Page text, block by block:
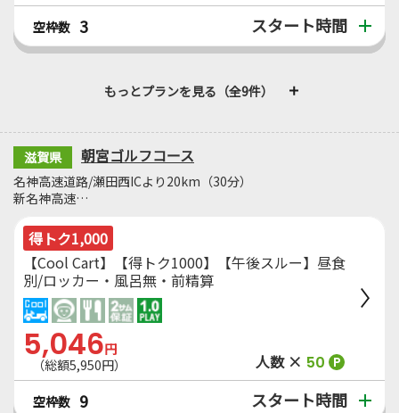
空枠数 3 スタート時間
もっとプランを見る（全9件）
滋賀県 朝宮ゴルフコース
名神高速道路/瀬田西ICより20km（30分）
新名神高速…
得トク1,000
【Cool Cart】【得トク1000】【午後スルー】昼食
別/ロッカー・風呂無・前精算
5,046円
（総額5,950円）
人数 × 50 P
空枠数 9 スタート時間